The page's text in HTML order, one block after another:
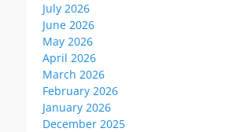
July 2026
June 2026
May 2026
April 2026
March 2026
February 2026
January 2026
December 2025